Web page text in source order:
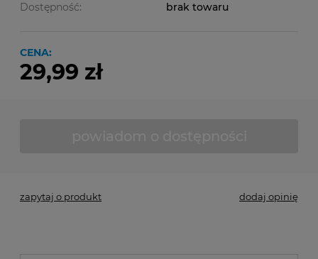
Dostępność:
brak towaru
CENA:
29,99 zł
zapytaj o produkt dodaj opinię